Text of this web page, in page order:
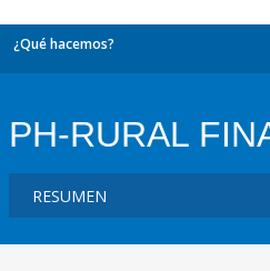
¿Qué hacemos?
PH-RURAL